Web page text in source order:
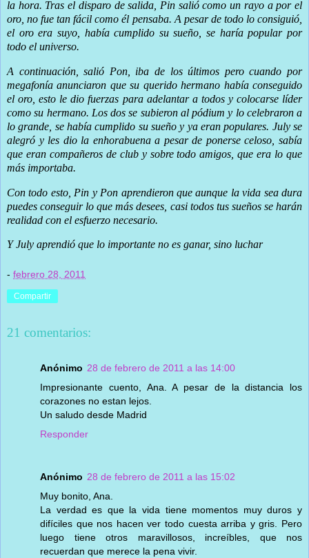
la hora. Tras el disparo de salida, Pin salió como un rayo a por el
oro, no fue tan fácil como él pensaba. A pesar de todo lo consiguió,
el oro era suyo, había cumplido su sueño, se haría popular por
todo el universo.
A continuación, salió Pon, iba de los últimos pero cuando por
megafonía anunciaron que su querido hermano había conseguido
el oro, esto le dio fuerzas para adelantar a todos y colocarse líder
como su hermano. Los dos se subieron al pódium y lo celebraron a
lo grande, se había cumplido su sueño y ya eran populares. July se
alegró y les dio la enhorabuena a pesar de ponerse celoso, sabía
que eran compañeros de club y sobre todo amigos, que era lo que
más importaba.
Con todo esto, Pin y Pon aprendieron que aunque la vida sea dura
puedes conseguir lo que más desees, casi todos tus sueños se harán
realidad con el esfuerzo necesario.
Y July aprendió que lo importante no es ganar, sino luchar
- febrero 28, 2011
Compartir
21 comentarios:
Anónimo 28 de febrero de 2011 a las 14:00
Impresionante cuento, Ana. A pesar de la distancia los
corazones no estan lejos.
Un saludo desde Madrid
Responder
Anónimo 28 de febrero de 2011 a las 15:02
Muy bonito, Ana.
La verdad es que la vida tiene momentos muy duros y
difíciles que nos hacen ver todo cuesta arriba y gris. Pero
luego tiene otros maravillosos, increíbles, que nos
recuerdan que merece la pena vivir.